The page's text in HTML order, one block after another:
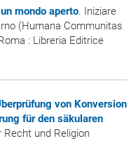
mondo aperto. Iniziare
(Humana Communitas
: Libreria Editrice
von Konversion
für den säkularen
und Religion